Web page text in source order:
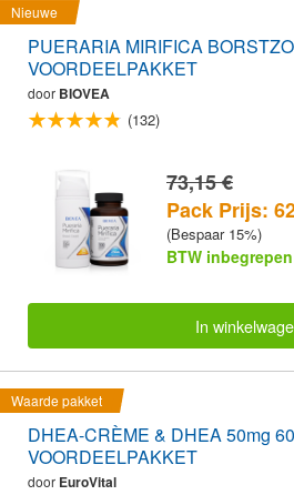
Nieuwe
PUERARIA MIRIFICA
VOORDEELPAKKET
door BIOVEA
(132)
73,15 €
Pack Prijs:
(Bespaar 15%)
BTW inbegrepen
In
Waarde pakket
DHEA-CRÈME & DHEA 50mg
VOORDEELPAKKET
door EuroVital